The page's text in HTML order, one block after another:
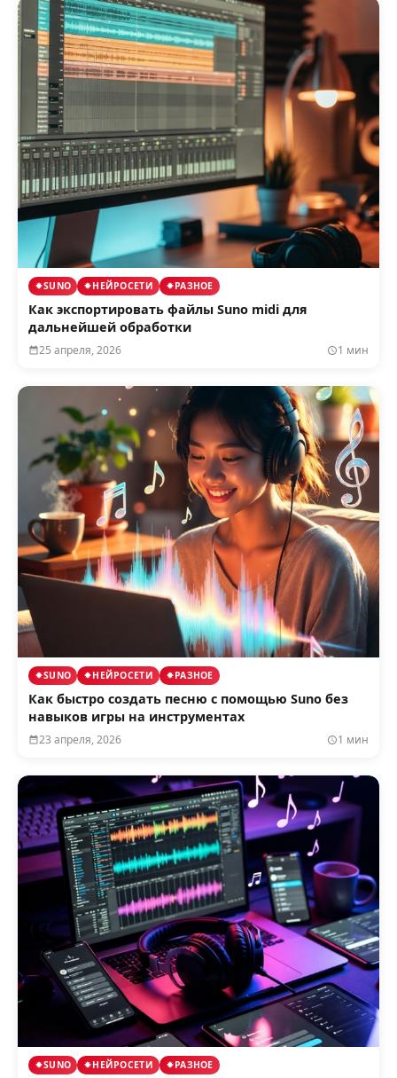
SUNO НЕЙРОСЕТИ РАЗНОЕ
Как экспортировать файлы Suno midi для
дальнейшей обработки
25 апреля, 2026 1 мин
SUNO НЕЙРОСЕТИ РАЗНОЕ
Как быстро создать песню с помощью Suno без
навыков игры на инструментах
23 апреля, 2026 1 мин
SUNO НЕЙРОСЕТИ РАЗНОЕ